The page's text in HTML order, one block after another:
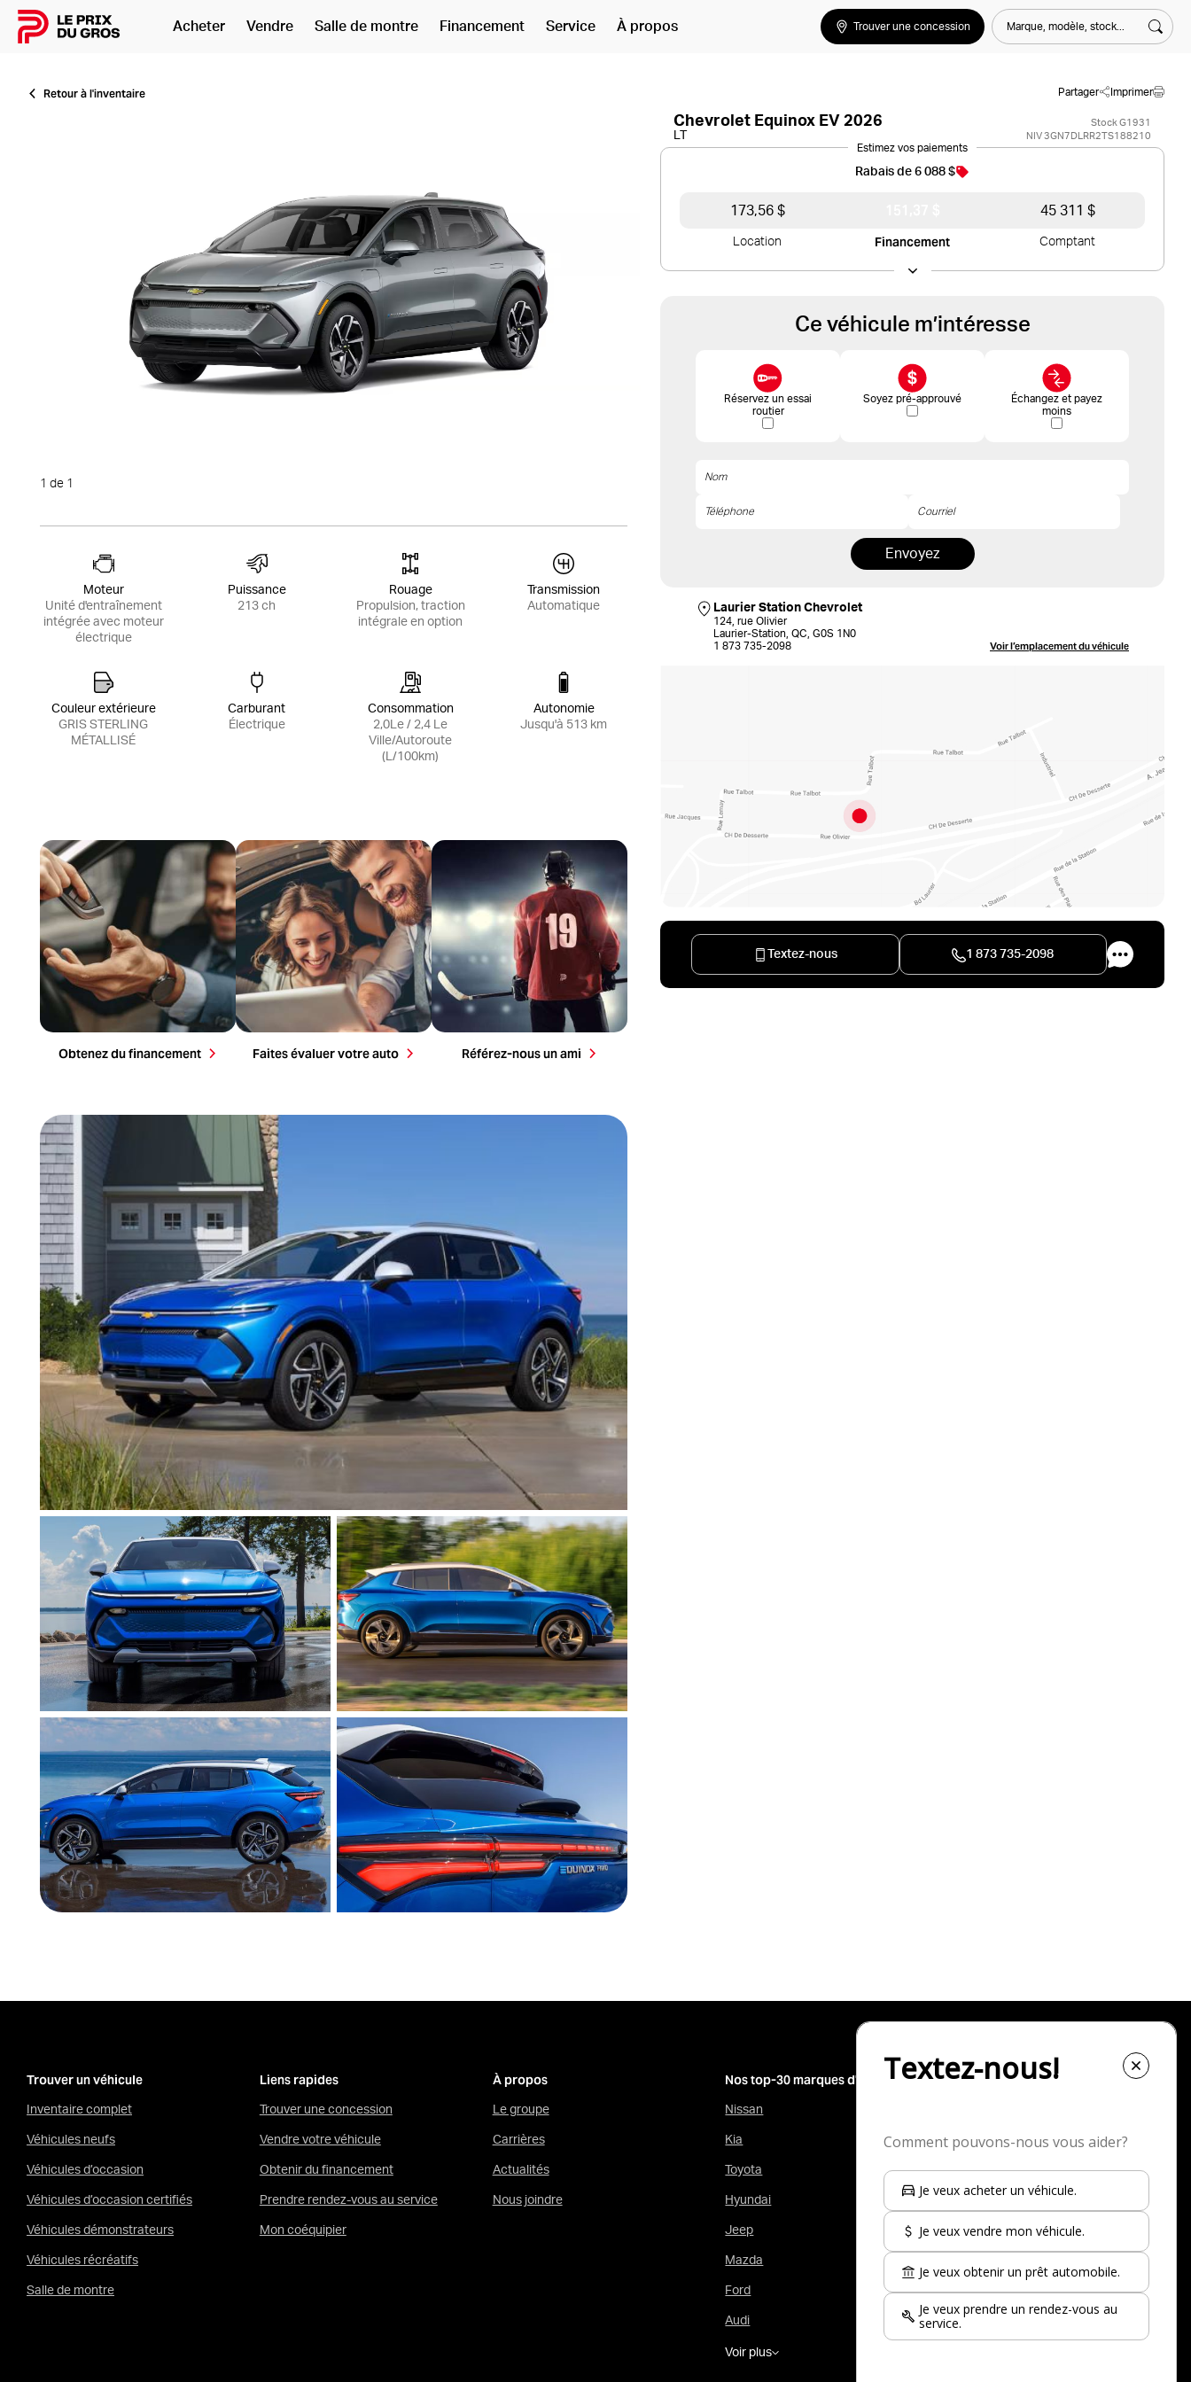
Accueil Acheter Vendre Salle de montre Financement Service À propos Trouver une concession
Marque, modèle, stock...
Retour à l'inventaire Partager Imprimer
1 de 1
Moteur
Unité d'entraînement
intégrée avec moteur
électrique
Puissance
213 ch
Rouage
Propulsion, traction
intégrale en option
Transmission
Automatique
Couleur extérieure
GRIS STERLING
MÉTALLISÉ
Carburant
Électrique
Consommation
2,0Le / 2,4 Le
Ville/Autoroute
(L/100km)
Autonomie
Jusqu'à 513 km
Faites votre demande de financement
maintenant. Notre équipe est là pour
vous.
Obtenez du financement
Obtenez une évaluation rapide de la
valeur de votre véhicule. On l’achète
au meilleur prix.
Faites évaluer votre auto
Référez-nous un parent ou un ami et
obtenez jusqu’à 200 $ par référence.
Référez-nous un ami
Demandez du financement maintenant!
Soyez sans crainte. Nous ne partagerons ou ne vendrons jamais vos informations personnelles. Politique de confidentialité
Soumettre
Chevrolet Equinox EV 2026 Stock G1931
LT NIV 3GN7DLRR2TS188210
Estimez vos paiements
Rabais de 6 088 $
173,56 $ 45 311 $
Location Financement Comptant
Ce véhicule m’intéresse
Réservez un essai
routier
Soyez pré-approuvé
Échangez et payez
moins
Envoyez
Laurier Station Chevrolet
124, rue Olivier
Laurier-Station, QC, G0S 1N0
1 873 735-2098
Voir l’emplacementdu véhicule
Textez-nous 1 873 735-2098
Trouver un véhicule
Inventaire complet
Véhicules neufs
Véhicules d’occasion
Véhicules d’occasion certifiés
Véhicules démonstrateurs
Véhicules récréatifs
Salle de montre
Liens rapides
Trouver une concession
Vendre votre véhicule
Obtenir du financement
Prendre rendez-vous au service
Mon coéquipier
À propos
Le groupe
Carrières
Actualités
Nous joindre
Nos top-30 marques d'occasion
Nissan
Kia
Toyota
Hyundai
Jeep
Mazda
Ford
Audi
Voir plus
Nos top-30 modèles d'occasion
Toyota Corolla à vendre
Nissan Kicks à vendre
Nissan Qashqai à vendre
Kia Sportage à vendre
INEOS Grenadier à vendre